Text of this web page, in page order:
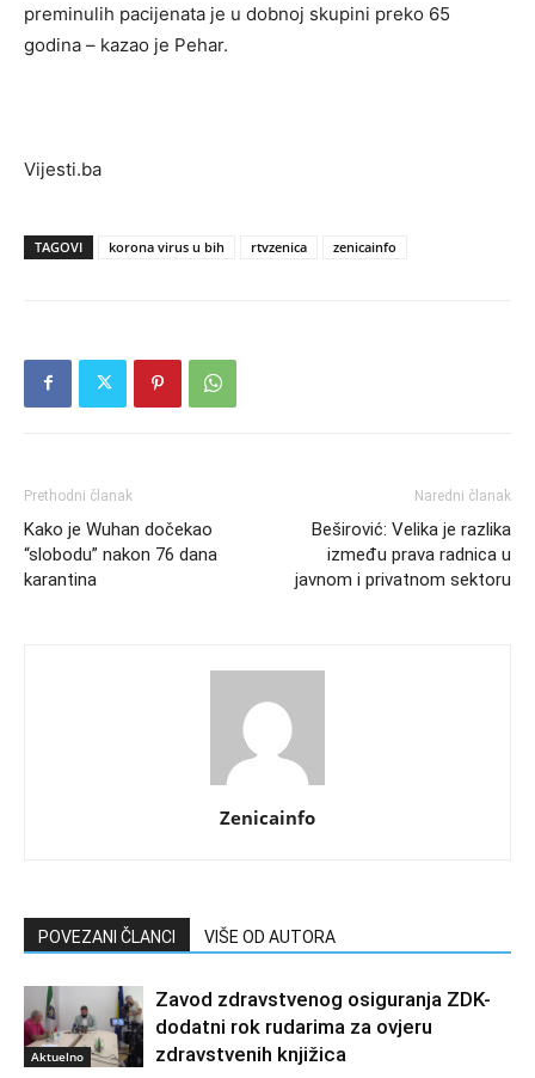
preminulih pacijenata je u dobnoj skupini preko 65
godina – kazao je Pehar.
Vijesti.ba
TAGOVI korona virus u bih rtvzenica zenicainfo
Prethodni članak
Kako je Wuhan dočekao
“slobodu” nakon 76 dana
karantina
Naredni članak
Beširović: Velika je razlika
između prava radnica u
javnom i privatnom sektoru
Zenicainfo
POVEZANI ČLANCI VIŠE OD AUTORA
Aktuelno
Zavod zdravstvenog osiguranja ZDK-
dodatni rok rudarima za ovjeru
zdravstvenih knjižica